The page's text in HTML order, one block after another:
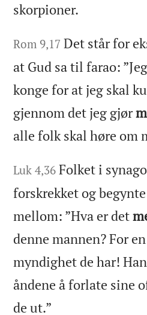
skorpioner.
Rom 9,17 Det står for
at Gud sa til farao:
konge for at jeg skal
gjennom det jeg gjør
alle folk skal høre om
Luk 4,36 Folket i
forskrekket og
mellom: ”Hva er det
denne mannen? For
myndighet de har!
åndene å forlate sine
de ut.”